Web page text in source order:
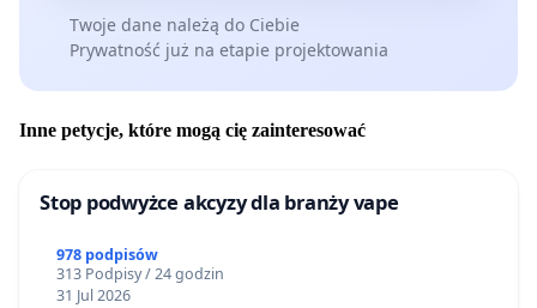
Twoje dane należą do Ciebie
Prywatność już na etapie projektowania
Inne petycje, które mogą cię zainteresować
Stop podwyżce akcyzy dla branży vape
978 podpisów
313 Podpisy / 24 godzin
31 Jul 2026